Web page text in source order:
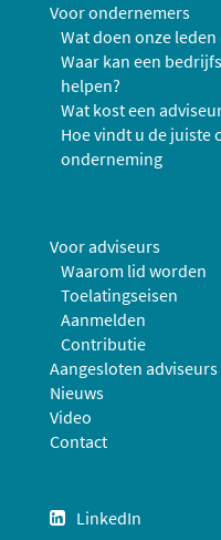
Voor ondernemers
Wat doen onze leden
Waar kan een
helpen?
Wat kost een
Hoe vindt u de juiste
onderneming
Voor adviseurs
Waarom lid worden
Toelatingseisen
Aanmelden
Contributie
Aangesloten adviseurs
Nieuws
Video
Contact
LinkedIn